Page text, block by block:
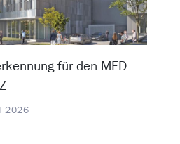
für den MED
2026